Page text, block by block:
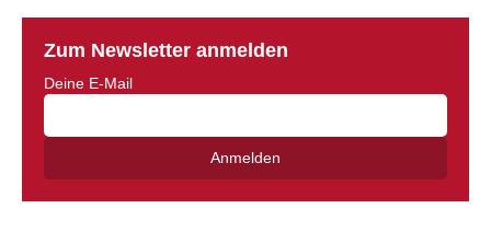
Zum Newsletter anmelden
Deine E-Mail
Anmelden